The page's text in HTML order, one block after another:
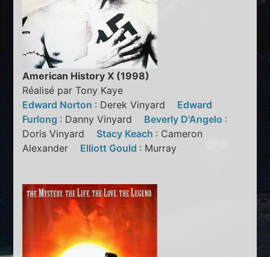
American History X (1998)
Réalisé par Tony Kaye
Edward Norton : Derek Vinyard Edward
Furlong : Danny Vinyard Beverly D'Angelo :
Doris Vinyard Stacy Keach : Cameron
Alexander Elliott Gould : Murray